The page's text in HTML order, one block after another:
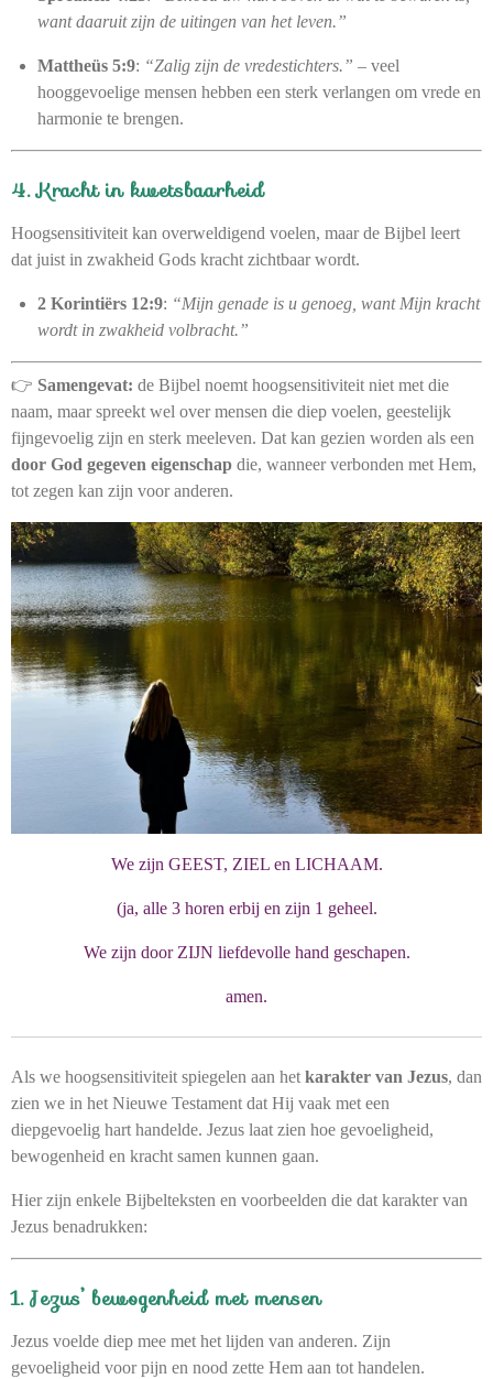
want daaruit zijn de uitingen van het leven.”
Mattheüs 5:9: “Zalig zijn de vredestichters.” – veel
hooggevoelige mensen hebben een sterk verlangen om vrede en
harmonie te brengen.
4. Kracht in kwetsbaarheid
Hoogsensitiviteit kan overweldigend voelen, maar de Bijbel leert
dat juist in zwakheid Gods kracht zichtbaar wordt.
2 Korintiërs 12:9: “Mijn genade is u genoeg, want Mijn kracht
wordt in zwakheid volbracht.”
👉 Samengevat: de Bijbel noemt hoogsensitiviteit niet met die
naam, maar spreekt wel over mensen die diep voelen, geestelijk
fijngevoelig zijn en sterk meeleven. Dat kan gezien worden als een
door God gegeven eigenschap die, wanneer verbonden met Hem,
tot zegen kan zijn voor anderen.
We zijn GEEST, ZIEL en LICHAAM.
(ja, alle 3 horen erbij en zijn 1 geheel.
We zijn door ZIJN liefdevolle hand geschapen.
amen.
Als we hoogsensitiviteit spiegelen aan het karakter van Jezus, dan
zien we in het Nieuwe Testament dat Hij vaak met een
diepgevoelig hart handelde. Jezus laat zien hoe gevoeligheid,
bewogenheid en kracht samen kunnen gaan.
Hier zijn enkele Bijbelteksten en voorbeelden die dat karakter van
Jezus benadrukken:
1. Jezus’ bewogenheid met mensen
Jezus voelde diep mee met het lijden van anderen. Zijn
gevoeligheid voor pijn en nood zette Hem aan tot handelen.